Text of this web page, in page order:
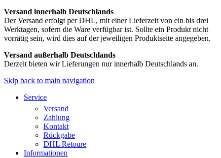
Versand innerhalb Deutschlands
Der Versand erfolgt per DHL, mit einer Lieferzeit von ein bis drei
Werktagen, sofern die Ware verfügbar ist. Sollte ein Produkt nicht
vorrätig sein, wird dies auf der jeweiligen Produktseite angegeben.
Versand außerhalb Deutschlands
Derzeit bieten wir Lieferungen nur innerhalb Deutschlands an.
Skip back to main navigation
Service
Versand
Zahlung
Kontakt
Rückgabe
DHL Retoure
Informationen